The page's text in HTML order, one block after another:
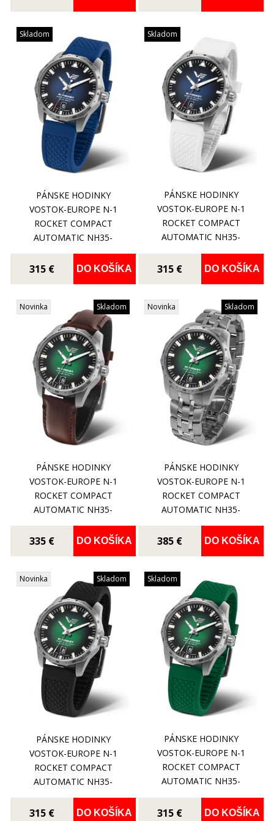
Skladom
PÁNSKE HODINKY
VOSTOK-EUROPE N-1
ROCKET COMPACT
AUTOMATIC NH35-
125A748SB
315 € DO KOŠÍKA
Skladom
PÁNSKE HODINKY
VOSTOK-EUROPE N-1
ROCKET COMPACT
AUTOMATIC NH35-
125A748SW
315 € DO KOŠÍKA
Novinka Skladom
PÁNSKE HODINKY
VOSTOK-EUROPE N-1
ROCKET COMPACT
AUTOMATIC NH35-
125A749
335 € DO KOŠÍKA
Novinka Skladom
PÁNSKE HODINKY
VOSTOK-EUROPE N-1
ROCKET COMPACT
AUTOMATIC NH35-
125A749B
385 € DO KOŠÍKA
Novinka Skladom
PÁNSKE HODINKY
VOSTOK-EUROPE N-1
ROCKET COMPACT
AUTOMATIC NH35-
125A749S
315 € DO KOŠÍKA
Skladom
PÁNSKE HODINKY
VOSTOK-EUROPE N-1
ROCKET COMPACT
AUTOMATIC NH35-
125A749SG
315 € DO KOŠÍKA